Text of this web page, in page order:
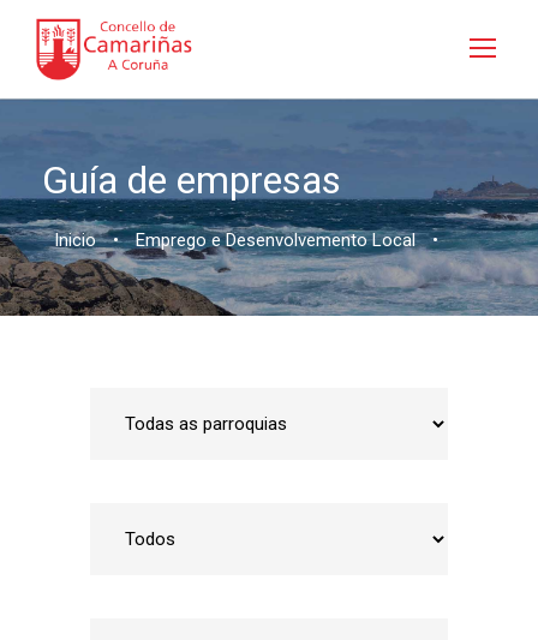
Guía de empresas
Inicio • Emprego e Desenvolvemento Local •